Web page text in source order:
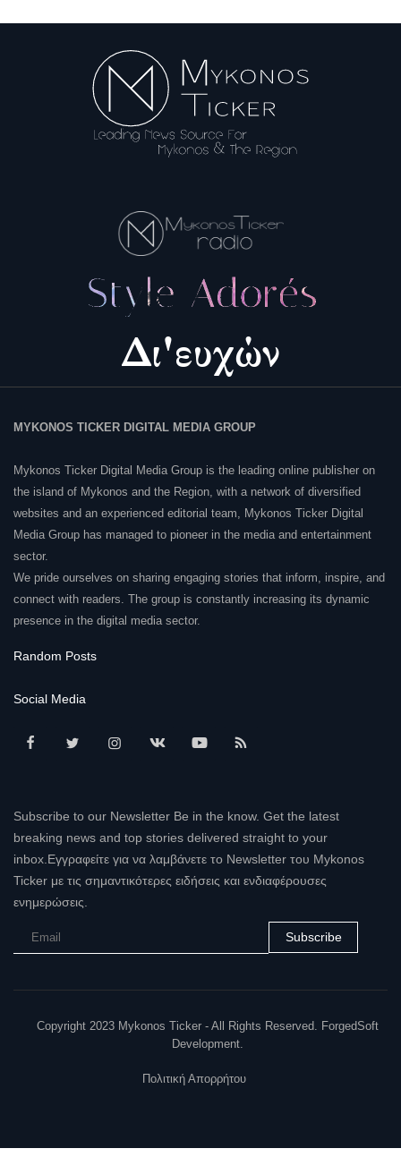
MYKONOS TICKER DIGITAL MEDIA GROUP
Mykonos Ticker Digital Media Group is the leading online publisher on
the island of Mykonos and the Region, with a network of diversified
websites and an experienced editorial team, Mykonos Ticker Digital
Media Group has managed to pioneer in the media and entertainment
sector.
We pride ourselves on sharing engaging stories that inform, inspire, and
connect with readers. The group is constantly increasing its dynamic
presence in the digital media sector.
Random Posts
Social Media
Subscribe to our Newsletter Be in the know. Get the latest
breaking news and top stories delivered straight to your
inbox.Εγγραφείτε για να λαμβάνετε το Newsletter του Mykonos
Ticker με τις σημαντικότερες ειδήσεις και ενδιαφέρουσες
ενημερώσεις.
Subscribe
Copyright 2023 Mykonos Ticker - All Rights Reserved. ForgedSoft
Development.
Πολιτική Απορρήτου